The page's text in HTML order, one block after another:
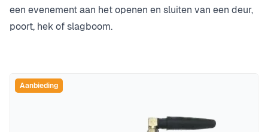
een evenement aan het openen en sluiten van een deur,
poort, hek of slagboom.
Aanbieding